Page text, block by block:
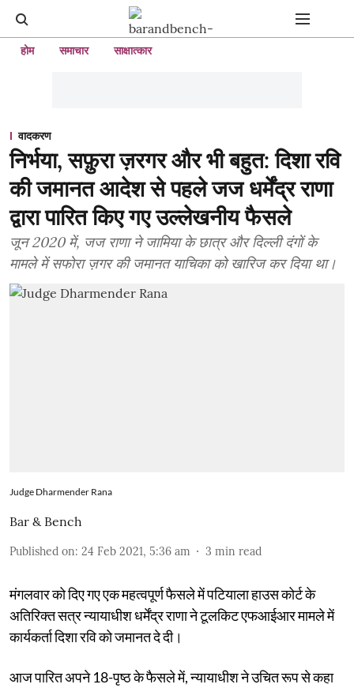
होम समाचार साक्षात्कार
वादकरण
निर्भया, सफ़ुरा ज़रगर और भी बहुत: दिशा रवि
की जमानत आदेश से पहले जज धर्मेंद्र राणा
द्वारा पारित किए गए उल्लेखनीय फैसले
जून 2020 में, जज राणा ने जामिया के छात्र और दिल्ली दंगों के
मामले में सफोरा ज़गर की जमानत याचिका को खारिज कर दिया था।
Judge Dharmender Rana
Bar & Bench
Published on: 24 Feb 2021, 5:36 am 3 min read
मंगलवार को दिए गए एक महत्वपूर्ण फैसले में पटियाला हाउस कोर्ट के
अतिरिक्त सत्र न्यायाधीश धर्मेंद्र राणा ने टूलकिट एफआईआर मामले में
कार्यकर्ता दिशा रवि को जमानत दे दी।
आज पारित अपने 18-पृष्ठ के फैसले में, न्यायाधीश ने उचित रूप से कहा